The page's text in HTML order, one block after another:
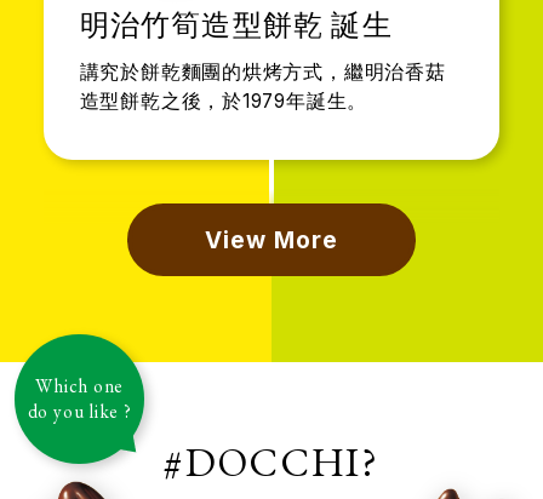
明治竹筍造型餅乾 誕生
講究於餅乾麵團的烘烤方式，繼明治香菇
造型餅乾之後，於1979年誕生。
View More
#DOCCHI?
Which one
do you like ?